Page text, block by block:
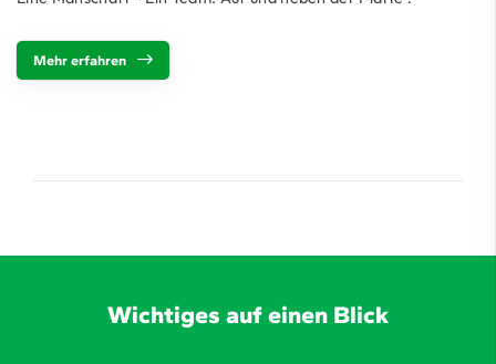
Mehr erfahren
Wichtiges auf einen Blick